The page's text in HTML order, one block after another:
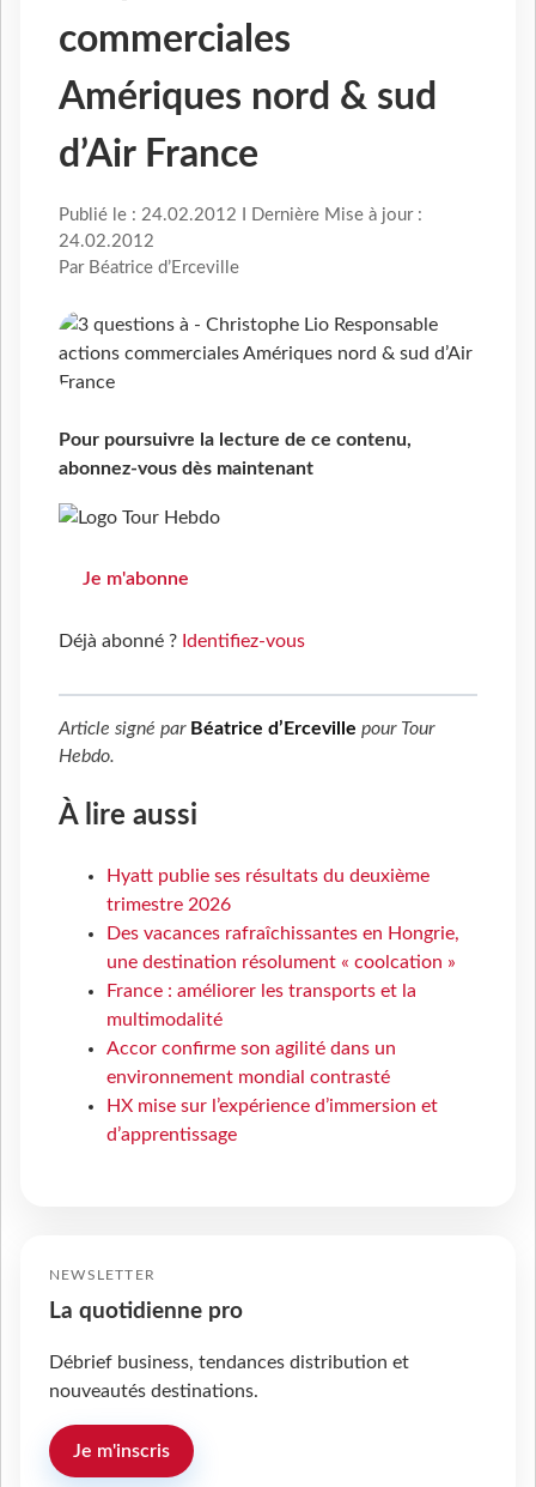
commerciales
Amériques nord & sud
d’Air France
Publié le : 24.02.2012 I Dernière Mise à jour :
24.02.2012
Par Béatrice d’Erceville
Pour poursuivre la lecture de ce contenu,
abonnez-vous dès maintenant
Je m'abonne
Déjà abonné ? Identifiez-vous
Article signé par Béatrice d’Erceville pour Tour
Hebdo.
À lire aussi
Hyatt publie ses résultats du deuxième
trimestre 2026
Des vacances rafraîchissantes en Hongrie,
une destination résolument « coolcation »
France : améliorer les transports et la
multimodalité
Accor confirme son agilité dans un
environnement mondial contrasté
HX mise sur l’expérience d’immersion et
d’apprentissage
NEWSLETTER
La quotidienne pro
Débrief business, tendances distribution et
nouveautés destinations.
Je m'inscris